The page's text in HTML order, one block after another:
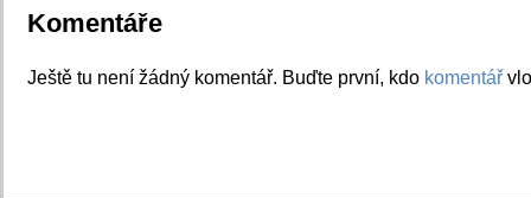
Komentáře
Ještě tu není žádný komentář. Buďte první, kdo komentář